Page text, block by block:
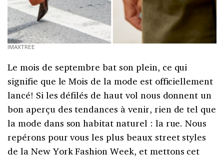
IMAXTREE
Le mois de septembre bat son plein, ce qui
signifie que le Mois de la mode est officiellement
lancé! Si les défilés de haut vol nous donnent un
bon aperçu des tendances à venir, rien de tel que
la mode dans son habitat naturel : la rue. Nous
repérons pour vous les plus beaux street styles
de la New York Fashion Week, et mettons cet